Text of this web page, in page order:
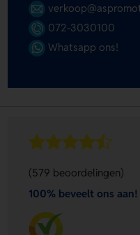
072-3030100
Whatsapp ons!
(579 beoordelingen)
100% beveelt ons aan!